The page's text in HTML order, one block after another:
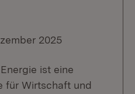
2025
ist eine
für Wirtschaft und